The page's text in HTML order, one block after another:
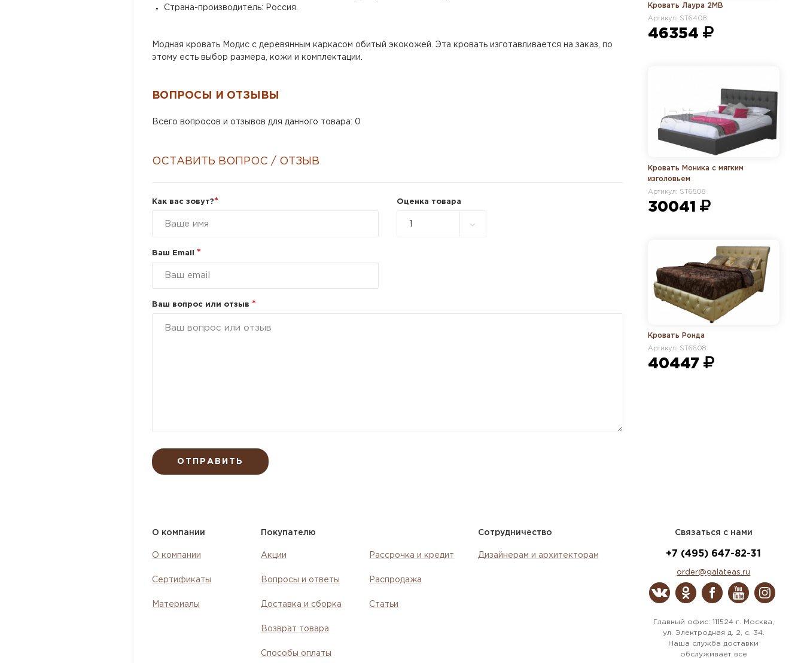
Страна-производитель: Россия.
Модная кровать Модис с деревянным каркасом обитый экокожей. Эта кровать изготавливается на заказ, по
этому есть выбор размера, кожи и комплектации.
ВОПРОСЫ И ОТЗЫВЫ
Всего вопросов и отзывов для данного товара: 0
ОСТАВИТЬ ВОПРОС / ОТЗЫВ
Как вас зовут?*
Ваш Email *
Оценка товара
Ваш вопрос или отзыв *
ОТПРАВИТЬ
Кровать Лаура 2МВ
Артикул: ST6408
46354
Кровать Моника с мягким
изголовьем
Артикул: ST6508
30041
Кровать Ронда
Артикул: ST6608
40447
О компании
О компании
Сертификаты
Материалы
Покупателю
Акции
Вопросы и ответы
Доставка и сборка
Возврат товара
Способы оплаты
Рассрочка и кредит
Распродажа
Статьи
Сотрудничество
Дизайнерам и архитекторам
Связаться с нами
+7 (495) 647-82-31
order@galateas.ru
Главный офис: 111524 г. Москва,
ул. Электродная д. 2, с. 34.
Наша служба доставки
обслуживает все